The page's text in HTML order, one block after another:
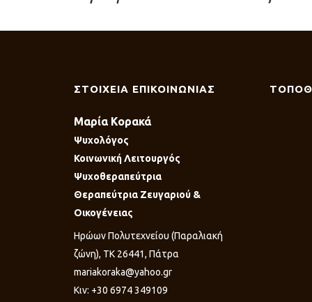
ΣΤΟΙΧΕΙΑ ΕΠΙΚΟΙΝΩΝΙΑΣ
Μαρία Κορακά
Ψυχολόγος
Κοινωνική Λειτουργός
Ψυχοθεραπεύτρια
Θεραπεύτρια Ζευγαριού &
Οικογένειας
Ηρώων Πολυτεχνείου (Παραλιακή
ζώνη), ΤΚ 26441, Πάτρα
mariakoraka@yahoo.gr
Κιν: +30 6974 349109